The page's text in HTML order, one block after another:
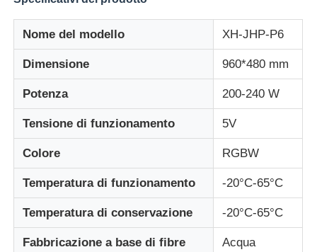
Fatory Tour
Contattaci
Notizie
Tutti i casi
Nome del modello XH-JHP-P6
Dimensione 960*480 mm
Potenza 200-240 W
Tensione di funzionamento 5V
Colore RGBW
Temperatura di funzionamento -20°C-65°C
Temperatura di conservazione -20°C-65°C
Fabbricazione a base di fibre
Acqua